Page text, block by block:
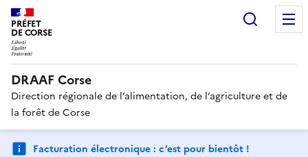
PRÉFET
DE CORSE
DRAAF Corse
Direction régionale de l’alimentation, de l’agriculture et de
la forêt de Corse
Facturation électronique : c’est pour bientôt !